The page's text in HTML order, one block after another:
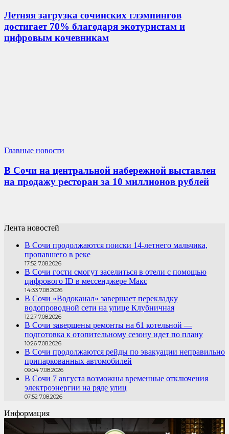
Летняя загрузка сочинских глэмпингов
достигает 70% благодаря экотуристам и
цифровым кочевникам
Главные новости
В Сочи на центральной набережной выставлен
на продажу ресторан за 10 миллионов рублей
Лента новостей
В Сочи продолжаются поиски 14-летнего мальчика,
пропавшего в реке
17:52 7.08.2026
В Сочи гости смогут заселиться в отели с помощью
цифрового ID в мессенджере Макс
14:33 7.08.2026
В Сочи «Водоканал» завершает перекладку
водопроводной сети на улице Клубничная
12:27 7.08.2026
В Сочи завершены ремонты на 61 котельной —
подготовка к отопительному сезону идет по плану
10:26 7.08.2026
В Сочи продолжаются рейды по эвакуации неправильно
припаркованных автомобилей
09:04 7.08.2026
В Сочи 7 августа возможны временные отключения
электроэнергии на ряде улиц
07:52 7.08.2026
Информация